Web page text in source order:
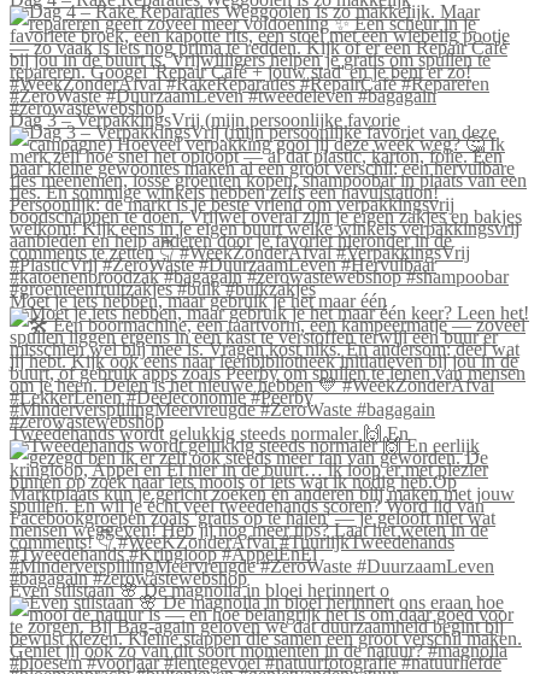
Dag 3 – VerpakkingsVrij (mijn persoonlijke favorie
Moet je iets hebben, maar gebruik je het maar één
Tweedehands wordt gelukkig steeds normaler 🙌 En
Even stilstaan 🌸 De magnolia in bloei herinnert o